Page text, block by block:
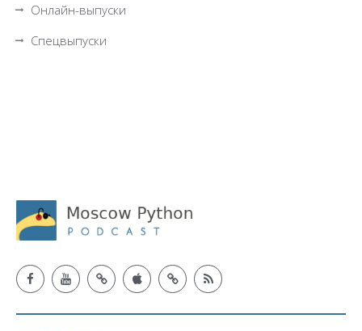
Онлайн-выпуски
Спецвыпуски